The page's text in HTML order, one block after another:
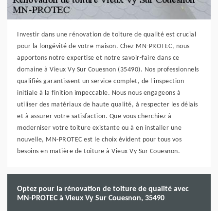
Investir dans une rénovation de toiture de qualité est crucial
pour la longévité de votre maison. Chez MN-PROTEC, nous
apportons notre expertise et notre savoir-faire dans ce
domaine à Vieux Vy Sur Couesnon (35490). Nos professionnels
qualifiés garantissent un service complet, de l'inspection
initiale à la finition impeccable. Nous nous engageons à
utiliser des matériaux de haute qualité, à respecter les délais
et à assurer votre satisfaction. Que vous cherchiez à
moderniser votre toiture existante ou à en installer une
nouvelle, MN-PROTEC est le choix évident pour tous vos
besoins en matière de toiture à Vieux Vy Sur Couesnon.
Optez pour la rénovation de toiture de qualité avec
MN-PROTEC à Vieux Vy Sur Couesnon, 35490